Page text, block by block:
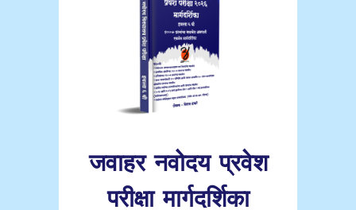
जवाहर नवोदय प्रवेश
परीक्षा मार्गदर्शिका